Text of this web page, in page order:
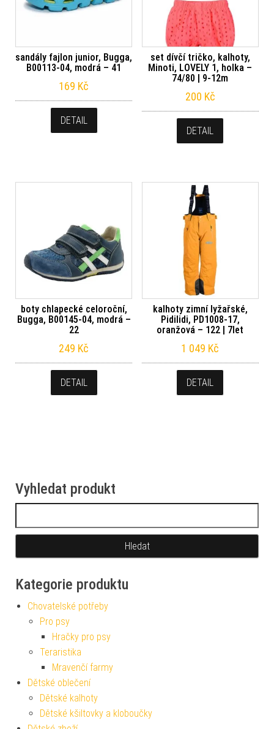
sandály fajlon junior, Bugga,
B00113-04, modrá – 41
169 Kč
DETAIL
set dívčí tričko, kalhoty,
Minoti, LOVELY 1, holka –
74/80 | 9-12m
200 Kč
DETAIL
boty chlapecké celoroční,
Bugga, B00145-04, modrá –
22
249 Kč
DETAIL
kalhoty zimní lyžařské,
Pidilidi, PD1008-17,
oranžová – 122 | 7let
1 049 Kč
DETAIL
Vyhledat produkt
Kategorie produktu
Chovatelské potřeby
Pro psy
Hračky pro psy
Teraristika
Mravenčí farmy
Dětské oblečení
Dětské kalhoty
Dětské kšiltovky a kloboučky